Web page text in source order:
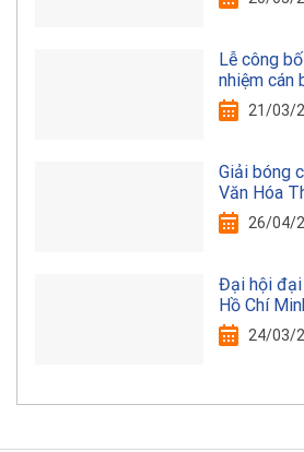
Lễ công
nhiệm cán
21/03/
Giải bóng
Văn Hóa
26/04/
Đại hội đại
Hồ Chí
24/03/